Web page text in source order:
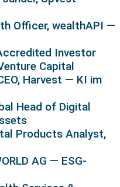
Officer, wealthAPI —
Investor
Capital
Harvest — KI im
Head of Digital
Products Analyst,
AG — ESG-